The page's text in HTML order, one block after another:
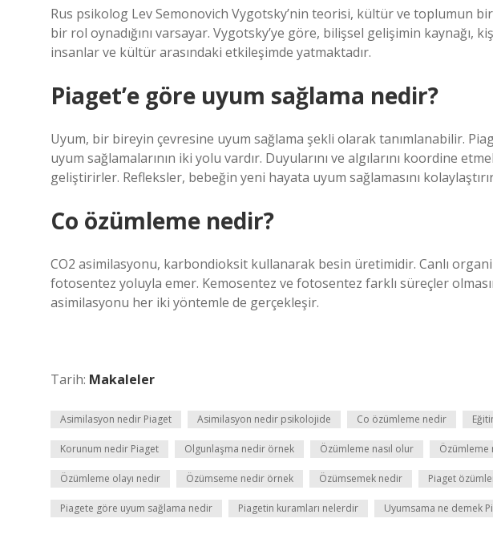
Rus psikolog Lev Semonovich Vygotsky’nin teorisi, kültür ve toplumun
bir rol oynadığını varsayar. Vygotsky’ye göre, bilişsel gelişimin kaynağı,
insanlar ve kültür arasındaki etkileşimde yatmaktadır.
Piaget’e göre uyum sağlama nedir?
Uyum, bir bireyin çevresine uyum sağlama şekli olarak tanımlanabilir.
uyum sağlamalarının iki yolu vardır. Duyularını ve algılarını koordine
geliştirirler. Refleksler, bebeğin yeni hayata uyum sağlamasını
Co özümleme nedir?
CO2 asimilasyonu, karbondioksit kullanarak besin üretimidir. Canlı
fotosentez yoluyla emer. Kemosentez ve fotosentez farklı süreçler
asimilasyonu her iki yöntemle de gerçekleşir.
Tarih: Makaleler
Asimilasyon nedir Piaget Asimilasyon nedir psikolojide Co özümleme nedir
Korunum nedir Piaget Olgunlaşma nedir örnek Özümleme nasıl olur Özümleme
Özümleme olayı nedir Özümseme nedir örnek Özümsemek nedir Piaget
Piagete göre uyum sağlama nedir Piagetin kuramları nelerdir Uyumsama ne demek